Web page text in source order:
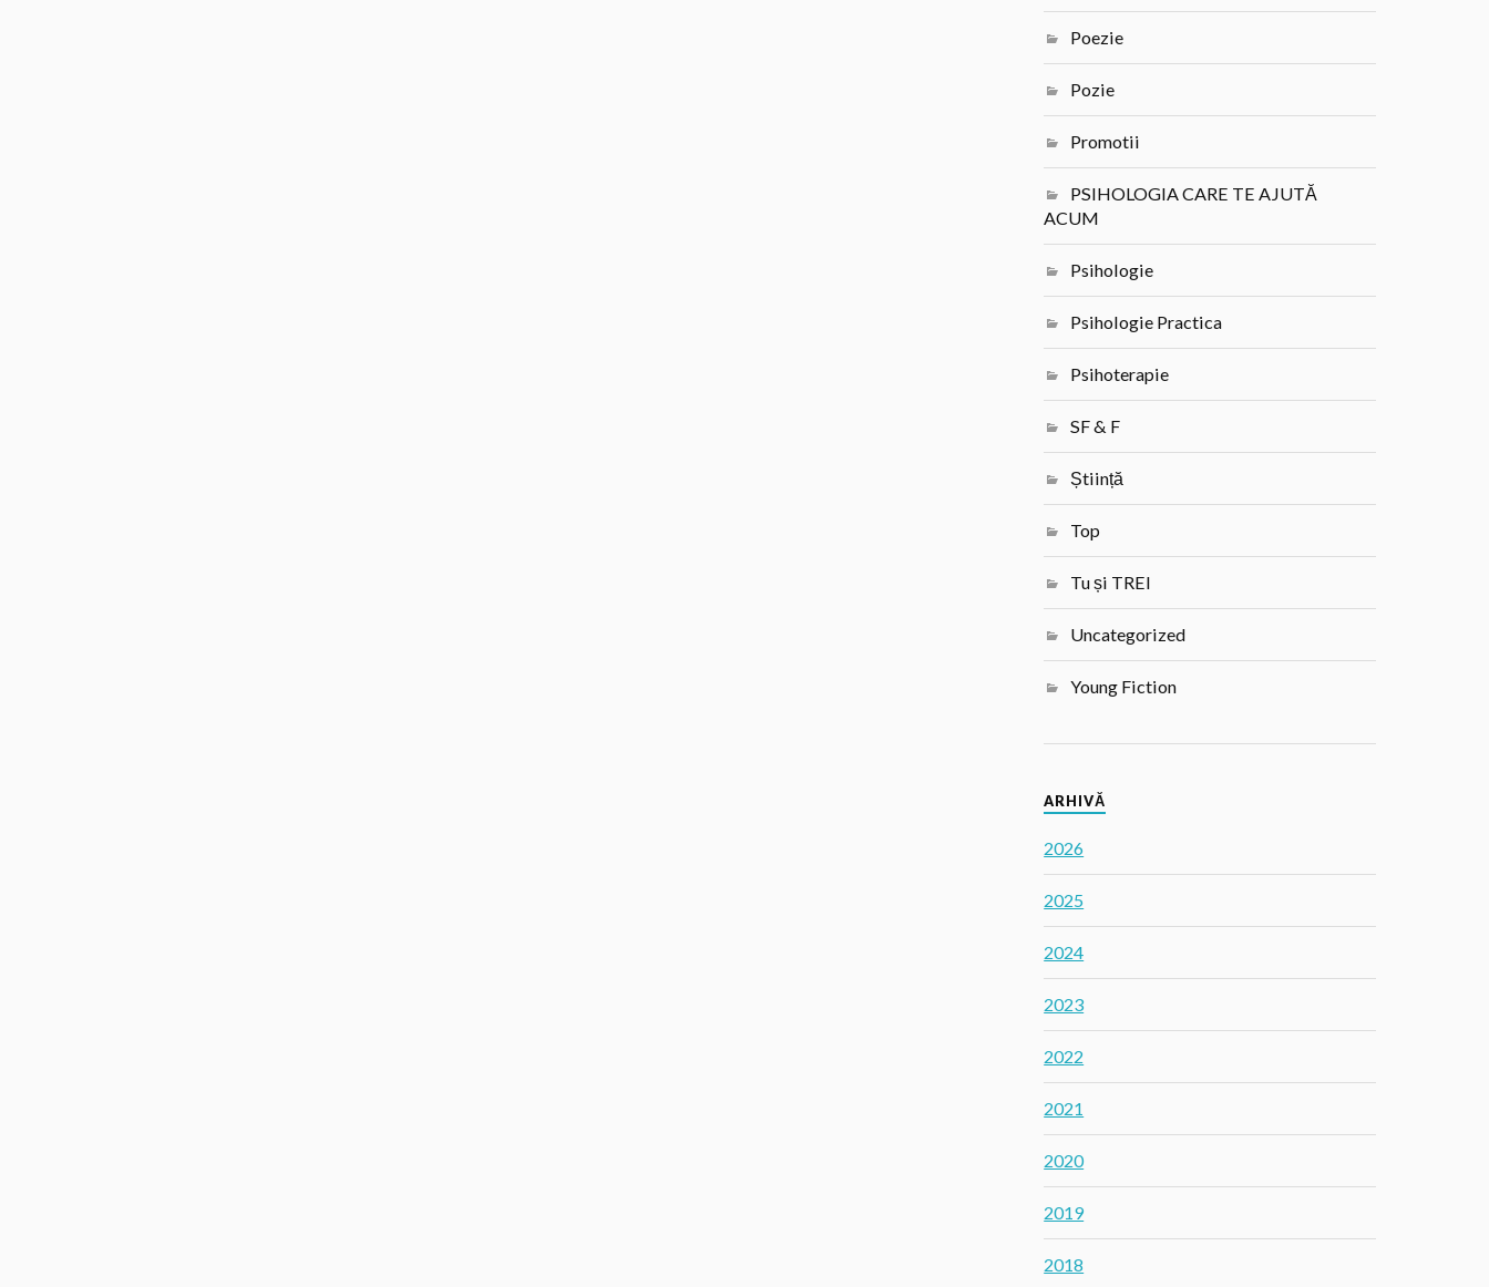
Poezie
Pozie
Promotii
PSIHOLOGIA CARE TE AJUTĂ
ACUM
Psihologie
Psihologie Practica
Psihoterapie
SF & F
Știință
Top
Tu și TREI
Uncategorized
Young Fiction
ARHIVĂ
2026
2025
2024
2023
2022
2021
2020
2019
2018